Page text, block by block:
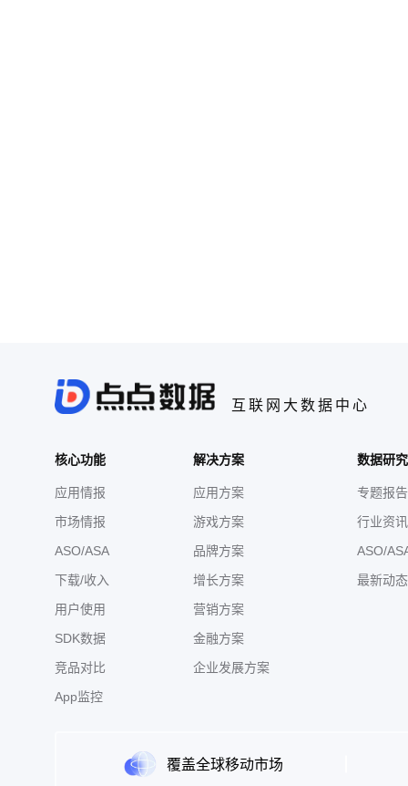
互联网大数据中心
核心功能
应用情报
市场情报
ASO/ASA
下载/收入
用户使用
SDK数据
竞品对比
App监控
解决方案
应用方案
游戏方案
品牌方案
增长方案
营销方案
金融方案
企业发展方案
数据研
专题报告
行业资讯
ASO/
最新动态
覆盖全球移动市场